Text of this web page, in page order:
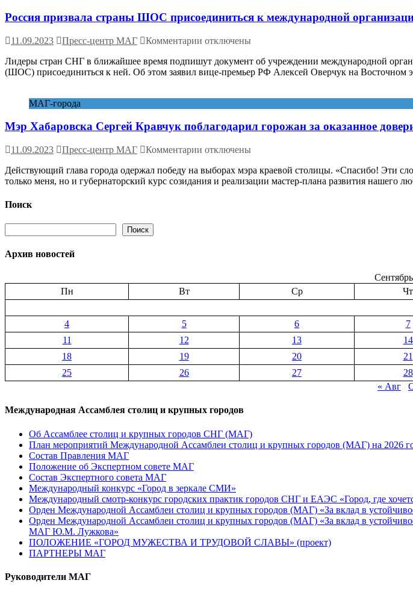
города
Россия призвала страны ШОС присоединиться к международной
11.09.2023 Пресс-центр МАГ Комментарии к
Россия
призвала
международной
русского
создаваемой
странами
отключены
Лидеры стран СНГ в ближайшее время подпишут документ об учреждении международной
(ШОС) присоединиться к ней. Об этом заявил вице-премьер РФ Алексей Оверчук на
МАГ-города
Мэр Хабаровска Сергей Кравчук поблагодарил горожан за оказанное
11.09.2023 Пресс-центр МАГ Комментарии к
Мэр
Хабаровска
отключены
Действующий глава города одержал победу на выборах мэра краевой столицы. «Спасибо! Эти
только меня, но и губернаторский курс созидания и реализации мастер-плана развития нашего
Поиск
Поиск
Архив новостей
Пн
Вт Ср Чт
4
5 6 7
11
12 13 14
18
19 20 21
25
26 27 28
« Авг
Международная Ассамблея столиц и крупных городов
Об Ассамблее столиц и крупных городов СНГ (МАГ)
План мероприятий Международной Ассамблеи столиц и крупных городов (МАГ) на 2026
Состав Правления МАГ
Положение об Экспертном совете МАГ
Состав Экспертного совета МАГ
Международный конкурс «Город в зеркале СМИ»
Международный смотр-конкурс городских практик городов СНГ и ЕАЭС «Город, где
Орден Международной Ассамблеи столиц и крупных городов (МАГ) «За вклад в
Орден Международной Ассамблеи столиц и крупных городов (МАГ) «За вклад в
МАГ Ю.М. Лужкова»
ПОЛОЖЕНИЕ «ГОРОД МУЖЕСТВА И ТРУДОВОЙ СЛАВЫ» (проект)
ПАРТНЕРЫ МАГ
Руководители МАГ